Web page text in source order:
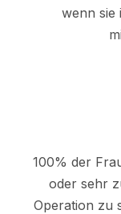
wenn sie
100% der
oder sehr
Operation zu